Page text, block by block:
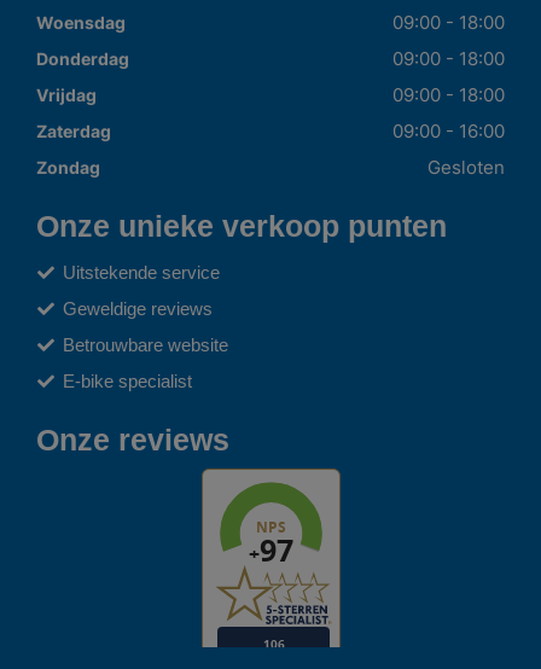
Woensdag 09:00 - 18:00
Donderdag 09:00 - 18:00
Vrijdag 09:00 - 18:00
Zaterdag 09:00 - 16:00
Zondag Gesloten
Onze unieke verkoop punten
Uitstekende service
Geweldige reviews
Betrouwbare website
E-bike specialist
Onze reviews